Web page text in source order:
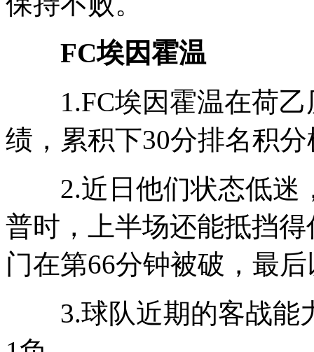
FC埃因霍温
1.FC埃因霍温在荷乙
绩，累积下30分排名积
2.近日他们状态低迷
普时，上半场还能抵挡
门在第66分钟被破，最
3.球队近期的客战能